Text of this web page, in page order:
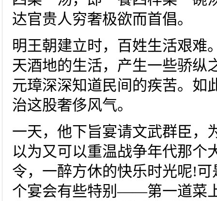
达官贵人穷奢极欲而首倡。
明王朝建立时，百姓生活艰难
天酒地的生活，产生一些骄纵
元璋深深知道民间的疾苦。如
治这股奢侈风气。
一天，他下旨宴请文武群臣，
以为又可以重温战争年代那个
令，一醉方休的快乐时光呢!
个宴会有些特别——第一道菜